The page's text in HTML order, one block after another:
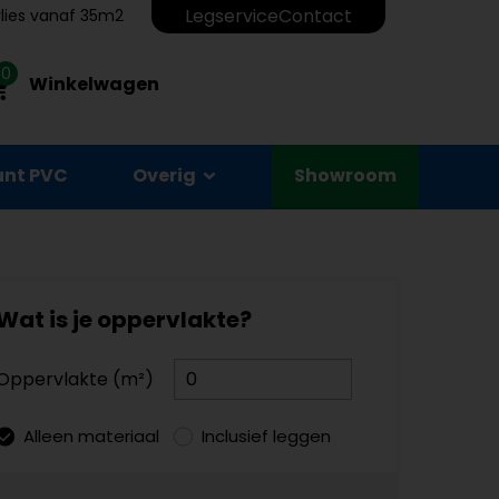
vanaf 35m2 LegserviceContact
0 Winkelwagen
PVC Overig Showroom
is je oppervlakte?
(m²)
Alleen materiaal Inclusief leggen